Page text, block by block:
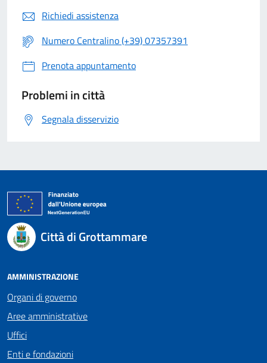
Richiedi assistenza
Numero Centralino (+39) 07357391
Prenota appuntamento
Problemi in città
Segnala disservizio
Città di Grottammare
AMMINISTRAZIONE
Organi di governo
Aree amministrative
Uffici
Enti e fondazioni